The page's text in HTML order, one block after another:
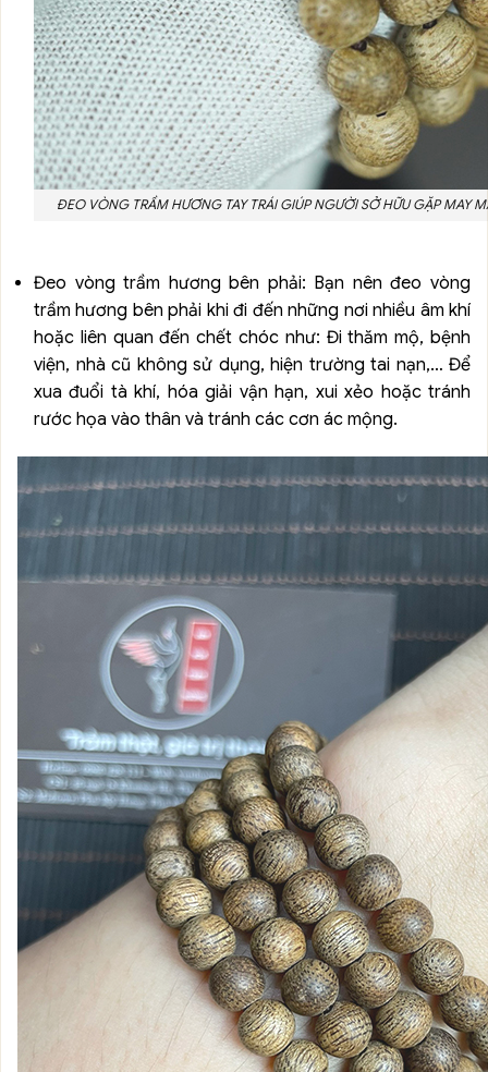
ĐEO VÒNG TRẦM HƯƠNG TAY TRÁI GIÚP NGƯỜI SỞ HỮU GẶP MAY
Đeo vòng trầm hương bên phải: Bạn nên đeo vòng
trầm hương bên phải khi đi đến những nơi nhiều âm khí
hoặc liên quan đến chết chóc như: Đi thăm mộ, bệnh
viện, nhà cũ không sử dụng, hiện trường tai nạn,… Để
xua đuổi tà khí, hóa giải vận hạn, xui xẻo hoặc tránh
rước họa vào thân và tránh các cơn ác mộng.